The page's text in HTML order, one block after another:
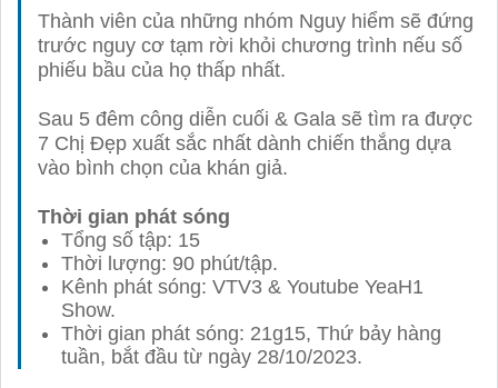
Thành viên của những nhóm Nguy hiểm sẽ đứng
trước nguy cơ tạm rời khỏi chương trình nếu số
phiếu bầu của họ thấp nhất.
Sau 5 đêm công diễn cuối & Gala sẽ tìm ra được
7 Chị Đẹp xuất sắc nhất dành chiến thắng dựa
vào bình chọn của khán giả.
Thời gian phát sóng
Tổng số tập: 15
Thời lượng: 90 phút/tập.
Kênh phát sóng: VTV3 & Youtube YeaH1
Show.
Thời gian phát sóng: 21g15, Thứ bảy hàng
tuần, bắt đầu từ ngày 28/10/2023.